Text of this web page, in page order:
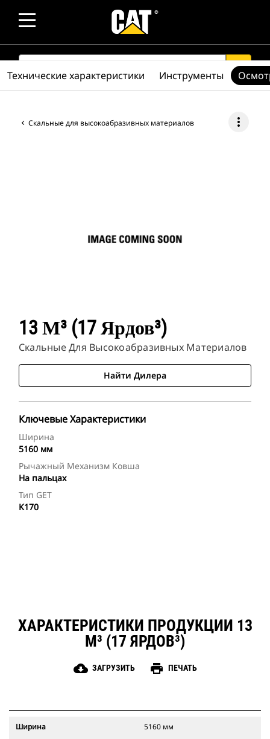
SEARCH search
Скальные для высокоабразивных материалов more_vert
13 М³ (17 Ярдов³)
Скальные Для Высокоабразивных Материалов
Найти Дилера
Ключевые Характеристики
Ширина
5160 мм
Рычажный Механизм Ковша
На пальцах
Тип GET
K170
Технические характеристики Инструменты
ХАРАКТЕРИСТИКИ ПРОДУКЦИИ 13
М³ (17 ЯРДОВ³)
cloud_download ЗАГРУЗИТЬ print ПЕЧАТЬ
Ширина 5160 мм